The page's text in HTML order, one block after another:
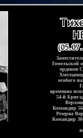
Гомельской
орденов
особого
временно
54-й
Командир
Резерва
Командир